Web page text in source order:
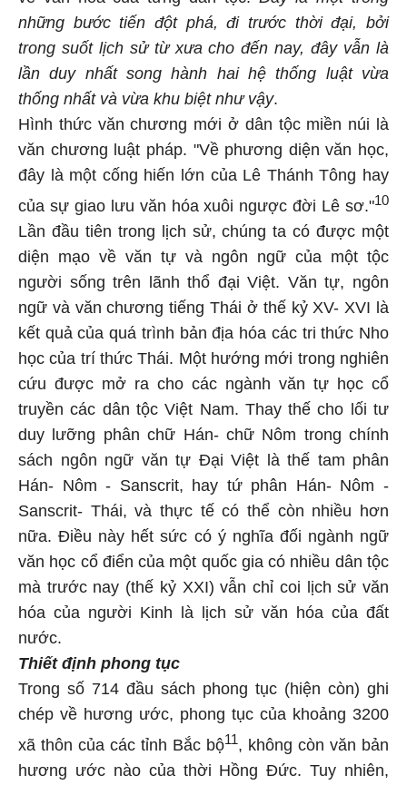
những bước tiến đột phá, đi trước thời đại, bởi
trong suốt lịch sử từ xưa cho đến nay, đây vẫn là
lần duy nhất song hành hai hệ thống luật vừa
thống nhất và vừa khu biệt như vậy.
Hình thức văn chương mới ở dân tộc miền núi là
văn chương luật pháp. "Về phương diện văn học,
đây là một cống hiến lớn của Lê Thánh Tông hay
của sự giao lưu văn hóa xuôi ngược đời Lê sơ."10
Lần đầu tiên trong lịch sử, chúng ta có được một
diện mạo về văn tự và ngôn ngữ của một tộc
người sống trên lãnh thổ đại Việt. Văn tự, ngôn
ngữ và văn chương tiếng Thái ở thế kỷ XV- XVI là
kết quả của quá trình bản địa hóa các tri thức Nho
học của trí thức Thái. Một hướng mới trong nghiên
cứu được mở ra cho các ngành văn tự học cổ
truyền các dân tộc Việt Nam. Thay thế cho lối tư
duy lưỡng phân chữ Hán- chữ Nôm trong chính
sách ngôn ngữ văn tự Đại Việt là thế tam phân
Hán- Nôm - Sanscrit, hay tứ phân Hán- Nôm -
Sanscrit- Thái, và thực tế có thể còn nhiều hơn
nữa. Điều này hết sức có ý nghĩa đối ngành ngữ
văn học cổ điển của một quốc gia có nhiều dân tộc
mà trước nay (thế kỷ XXI) vẫn chỉ coi lịch sử văn
hóa của người Kinh là lịch sử văn hóa của đất
nước.
Thiết định phong tục
Trong số 714 đầu sách phong tục (hiện còn) ghi
chép về hương ước, phong tục của khoảng 3200
xã thôn của các tỉnh Bắc bộ11, không còn văn bản
hương ước nào của thời Hồng Đức. Tuy nhiên,